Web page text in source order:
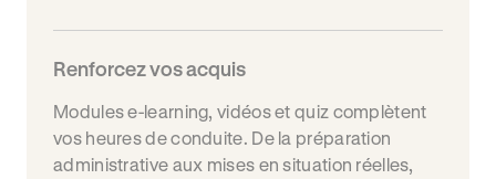
Renforcez vos acquis
Modules e-learning, vidéos et quiz complètent
vos heures de conduite. De la préparation
administrative aux mises en situation réelles,